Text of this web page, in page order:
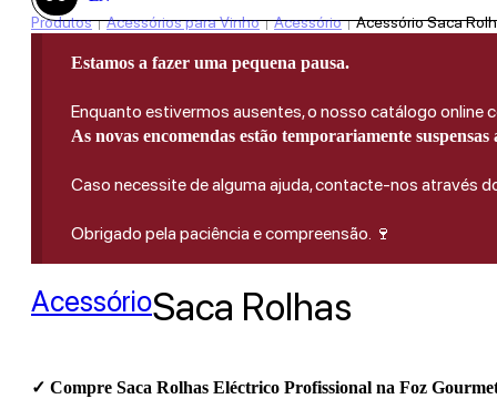
Envios Grátis acima de 100€
Novos vinhos, Novas oportunidades!
Envios Grátis acima de 100€
Produtos | Acessórios para Vinho | Acessório | Acessório Saca
Estamos a fazer uma pequena pausa.
Enquanto estivermos ausentes, o nosso catálogo online
As novas encomendas estão temporariamente suspensas
Caso necessite de alguma ajuda, contacte-nos através
Obrigado pela paciência e compreensão. 🍷
AcessórioSaca Rolhas
✓ Compre Saca Rolhas Eléctrico Profissional na Foz